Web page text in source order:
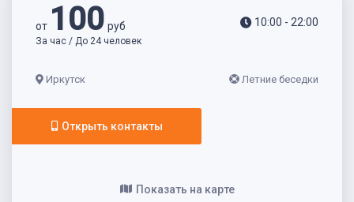
от 100руб
За час / До 24 человек
10:00 - 22:00
Иркутск Летние беседки
Открыть контакты
Показать на карте